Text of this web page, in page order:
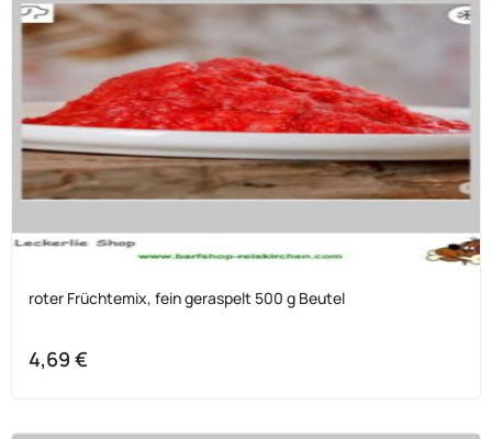
roter Früchtemix, fein geraspelt 500 g Beutel
4,69 €